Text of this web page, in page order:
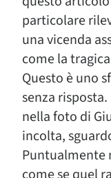
particolare
una vicenda
come la
Questo è uno
senza
nella foto di
incolta,
Puntualmente